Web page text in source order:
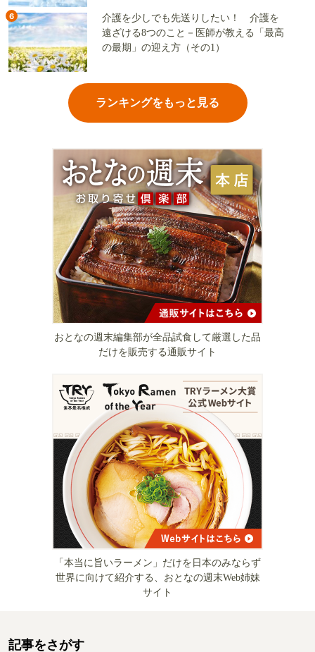
6
介護を少しでも先送りしたい！ 介護を
遠ざける8つのこと－医師が教える「最高
の最期」の迎え方（その1）
ランキングをもっと見る
おとなの週末編集部が全品試食して厳選した品
だけを販売する通販サイト
「本当に旨いラーメン」だけを日本のみならず
世界に向けて紹介する、おとなの週末Web姉妹
サイト
記事をさがす